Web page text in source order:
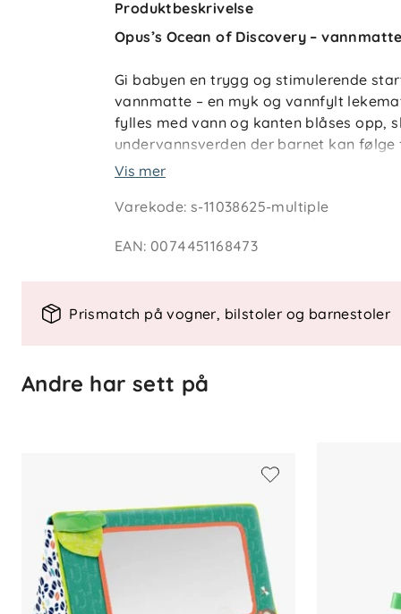
Produktbeskrivelse
Opus’s Ocean of Discovery –
Gi babyen en trygg og stimulerende
vannmatte – en myk og vannfylt
fylles med vann og kanten blåses opp,
undervannsverden der barnet kan
berøring. Perfekt for magetrening og
Denne vannmatten gir en morsom
rengjøre og tar liten plass – like
Egenskaper og vedlikehold
Visuelle elementer som beveger
Materiale: PVC, fri for ftalater
Vis mer
Varekode:s-11038625-multiple
EAN:0074451168473
Prismatch på vogner, bilstoler og barnestoler
Andre har sett på